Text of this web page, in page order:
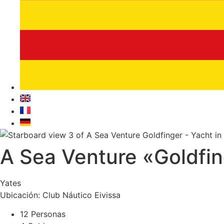
A Sea Venture
Yates
Ubicación: Club Náutico Eivissa
12 Personas